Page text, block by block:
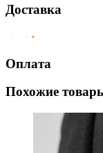
Доставка
Оплата
Похожие